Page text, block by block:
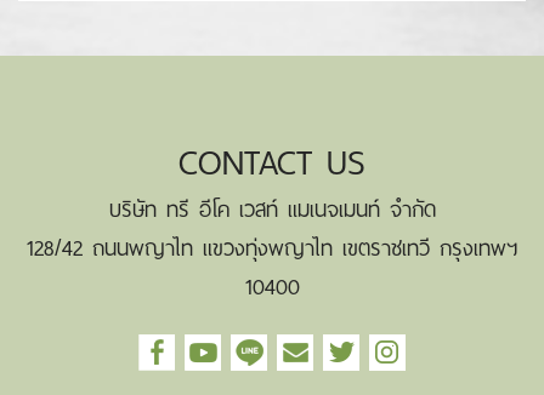
CONTACT US
บริษัท ทรี อีโค เวสท์ แมเนจเมนท์ จำกัด
128/42 ถนนพญาไท แขวงทุ่งพญาไท เขตราชเทวี กรุงเทพฯ
10400